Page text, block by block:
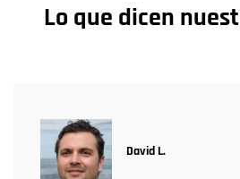
Lo que dicen
David L.